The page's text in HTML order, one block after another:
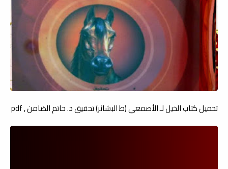
تحميل كتاب الخيل لـ الأصمعي (ط البشائر) تحقيق د. حاتم الضامن , pdf